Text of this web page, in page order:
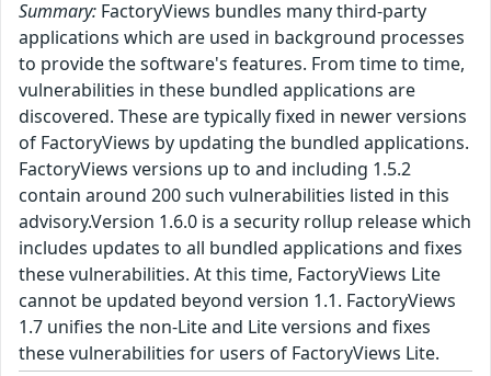
Summary: FactoryViews bundles many third-party
applications which are used in background processes
to provide the software's features. From time to time,
vulnerabilities in these bundled applications are
discovered. These are typically fixed in newer versions
of FactoryViews by updating the bundled applications.
FactoryViews versions up to and including 1.5.2
contain around 200 such vulnerabilities listed in this
advisory.Version 1.6.0 is a security rollup release which
includes updates to all bundled applications and fixes
these vulnerabilities. At this time, FactoryViews Lite
cannot be updated beyond version 1.1. FactoryViews
1.7 unifies the non-Lite and Lite versions and fixes
these vulnerabilities for users of FactoryViews Lite.